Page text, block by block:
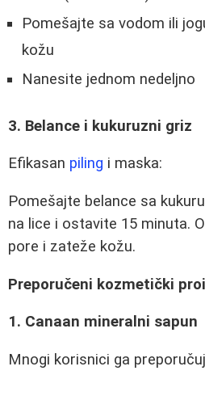
Pomešajte sa vodom ili
kožu
Nanesite jednom nedeljno
3. Belance i kukuruzni griz
Efikasan piling i maska:
Pomešajte belance sa
na lice i ostavite 15 minuta.
pore i zateže kožu.
Preporučeni kozmetički
1. Canaan mineralni sapun
Mnogi korisnici ga